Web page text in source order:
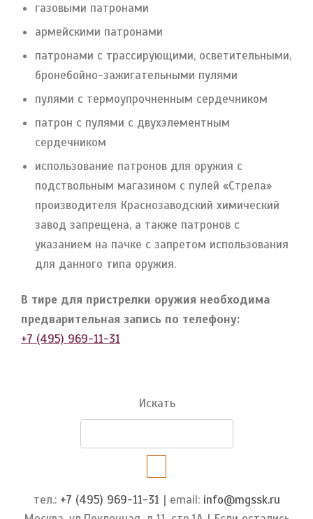
газовыми патронами
армейскими патронами
патронами с трассирующими, осветительными,
бронебойно-зажигательными пулями
пулями с термоупрочненным сердечником
патрон с пулями с двухэлементным
сердечником
использование патронов для оружия с
подствольным магазином с пулей «Стрела»
производителя Краснозаводский химический
завод запрещена, а также патронов с
указанием на пачке с запретом использования
для данного типа оружия.
В тире для пристрелки оружия необходима
предварительная запись по телефону:
+7 (495) 969-11-31
Искать
тел.: +7 (495) 969-11-31 | email: info@mgssk.ru